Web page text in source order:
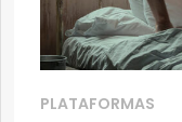
PLATAFORMAS